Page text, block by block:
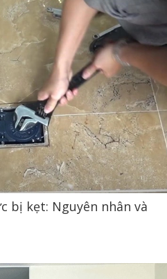
bị kẹt: Nguyên nhân và